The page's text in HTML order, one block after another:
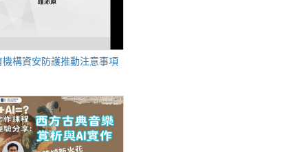
機構資安防護推動注意事項